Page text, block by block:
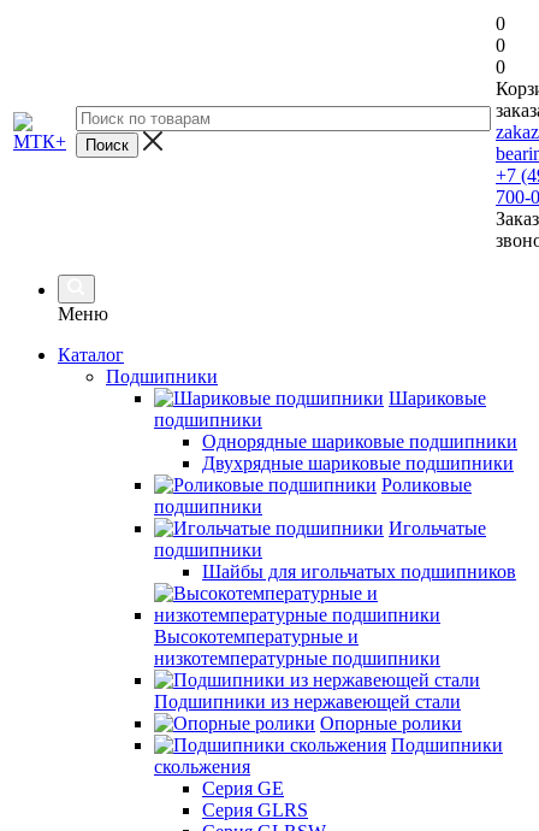
0
0
0
+7
700-
Меню
Каталог
Подшипники
Шариковые
подшипники
Однорядные шариковые подшипники
Двухрядные шариковые подшипники
Роликовые
подшипники
Игольчатые
подшипники
Шайбы для игольчатых подшипников
Высокотемпературные и
низкотемпературные подшипники
Подшипники из нержавеющей стали
Опорные ролики
Подшипники
скольжения
Серия GE
Серия GLRS